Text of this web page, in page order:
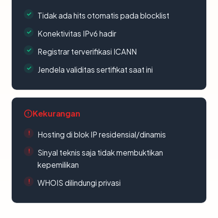
Tidak ada hits otomatis pada blocklist
Konektivitas IPv6 hadir
Registrar terverifikasi ICANN
Jendela validitas sertifikat saat ini
Kekurangan
Hosting di blok IP residensial/dinamis
Sinyal teknis saja tidak membuktikan
kepemilikan
WHOIS dilindungi privasi